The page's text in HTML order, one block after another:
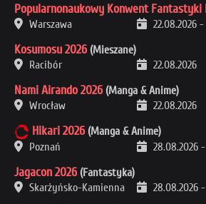
Popularnonaukowy Konwent Fantastyki
Warszawa
22.08.2026 -
Kosumosu 2026 (Mieszane)
Racibór
22.08.2026
Nami Airando 2026 (Manga & Anime)
Wrocław
22.08.2026
Hikari 2026 (Manga & Anime)
Poznań
28.08.2026 -
Jagacon 2026 (Fantastyka)
Skarżyńsko-Kamienna
28.08.2026 -